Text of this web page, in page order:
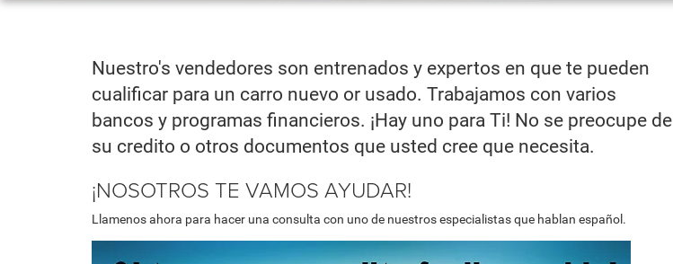
Nuestro's vendedores son entrenados y expertos en que te pueden
cualificar para un carro nuevo or usado. Trabajamos con varios
bancos y programas financieros. ¡Hay uno para Ti! No se preocupe de
su credito o otros documentos que usted cree que necesita.
¡NOSOTROS TE VAMOS AYUDAR!
Llamenos ahora para hacer una consulta con uno de nuestros especialistas que hablan español.